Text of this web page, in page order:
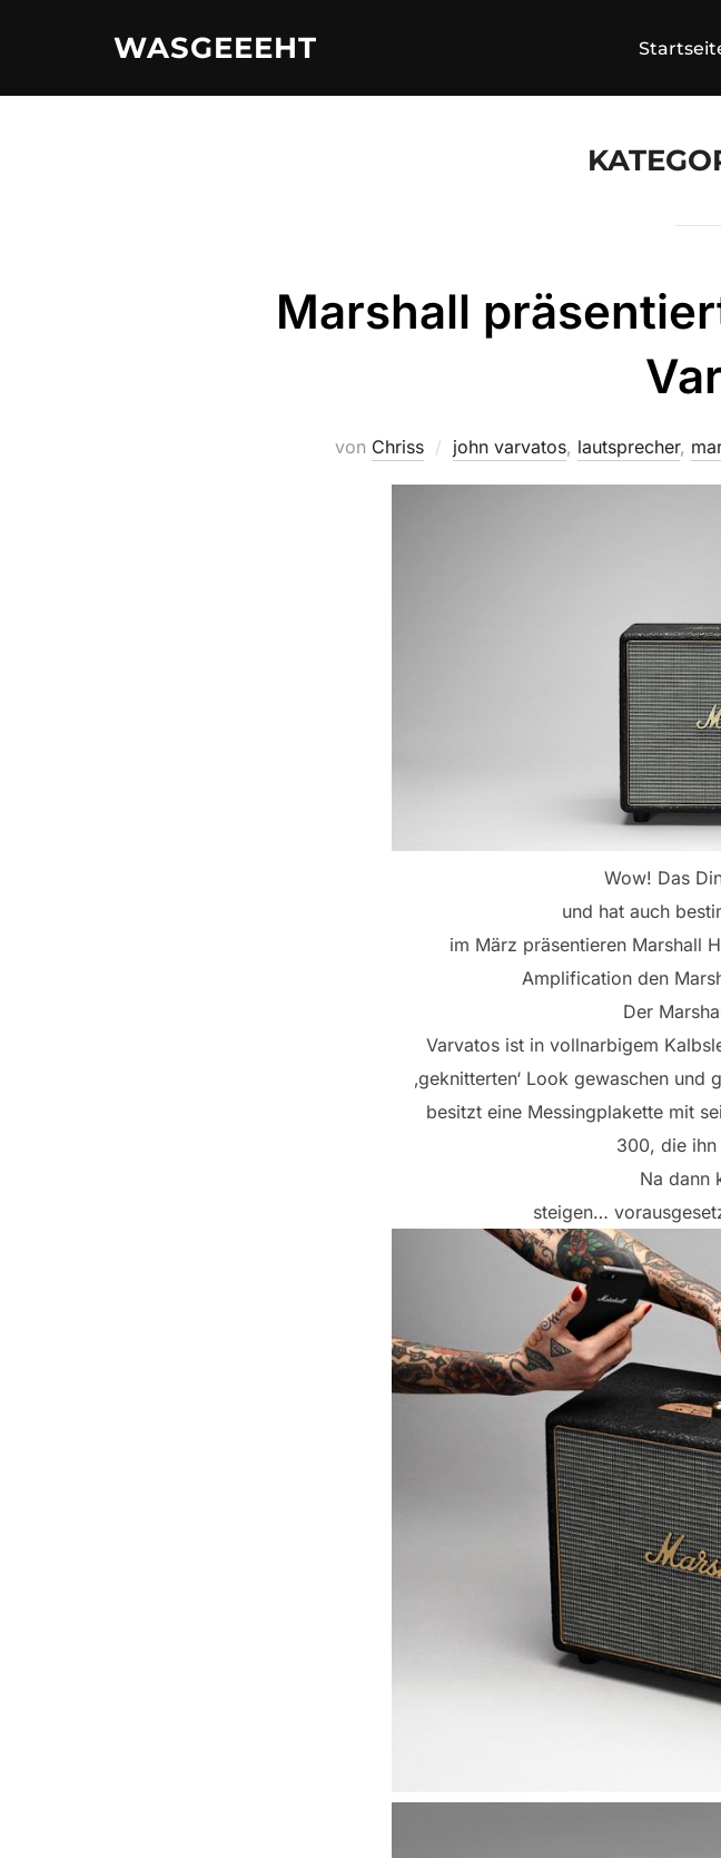
WASGEEEHT
Marshall
von Chriss john varvatos, lautsprecher,
Wow! Das
und hat auch
im März präsentieren Marshall
Amplification den
Der
Varvatos ist in vollnarbigem
‚geknitterten‘ Look gewaschen
besitzt eine Messingplakette mit
300, die
Na dann
steigen…